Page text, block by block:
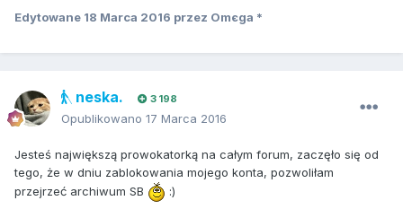
Edytowane 18 Marca 2016 przez Omєga *
neska. 3 198
Opublikowano 17 Marca 2016
Jesteś największą prowokatorką na całym forum, zaczęło się od
tego, że w dniu zablokowania mojego konta, pozwoliłam
przejrzeć archiwum SB
:)